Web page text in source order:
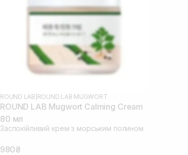
ROUND LAB ROUND LAB MUGWORT
ROUND LAB Mugwort Calming Cream
80 мл
Заспокійливий крем з морським полином
980₴